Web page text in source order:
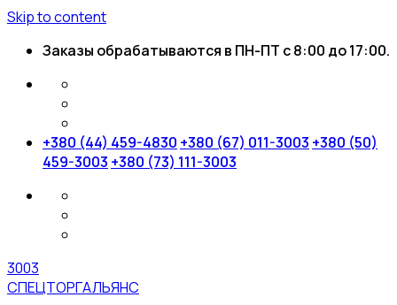
Skip to content
Заказы обрабатываются в ПН-ПТ с 8:00 до 17:00.
+380 (44) 459-4830 +380 (67) 011-3003 +380 (50)
459-3003 +380 (73) 111-3003
3003
СПЕЦТОРГАЛЬЯНС